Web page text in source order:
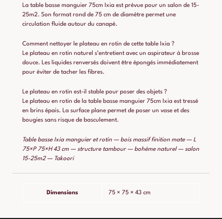
La table basse manguier 75cm Ixia est prévue pour un salon de 15-
25m2. Son format rond de 75 cm de diamètre permet une
circulation fluide autour du canapé.
Comment nettoyer le plateau en rotin de cette table Ixia ?
Le plateau en rotin naturel s’entretient avec un aspirateur à brosse
douce. Les liquides renversés doivent être épongés immédiatement
pour éviter de tacher les fibres.
Le plateau en rotin est-il stable pour poser des objets ?
Le plateau en rotin de la table basse manguier 75cm Ixia est tressé
en brins épais. La surface plane permet de poser un vase et des
bougies sans risque de basculement.
Table basse Ixia manguier et rotin — bois massif finition mate — L
75×P 75×H 43 cm — structure tambour — bohème naturel — salon
15-25m2 — Takoori
Dimensions 75 × 75 × 43 cm